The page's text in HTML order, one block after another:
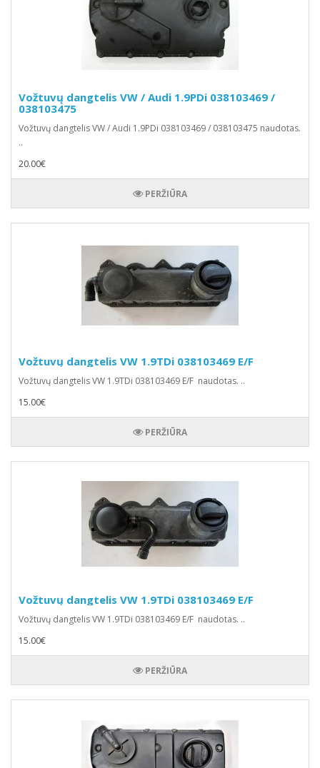
Vožtuvų dangtelis VW / Audi 1.9PDi 038103469 /
038103475
Vožtuvų dangtelis VW / Audi 1.9PDi 038103469 / 038103475 naudotas.
..
20.00€
PERŽIŪRA
Vožtuvų dangtelis VW 1.9TDi 038103469 E/F
Vožtuvų dangtelis VW 1.9TDi 038103469 E/F naudotas. ..
15.00€
PERŽIŪRA
Vožtuvų dangtelis VW 1.9TDi 038103469 E/F
Vožtuvų dangtelis VW 1.9TDi 038103469 E/F naudotas. ..
15.00€
PERŽIŪRA